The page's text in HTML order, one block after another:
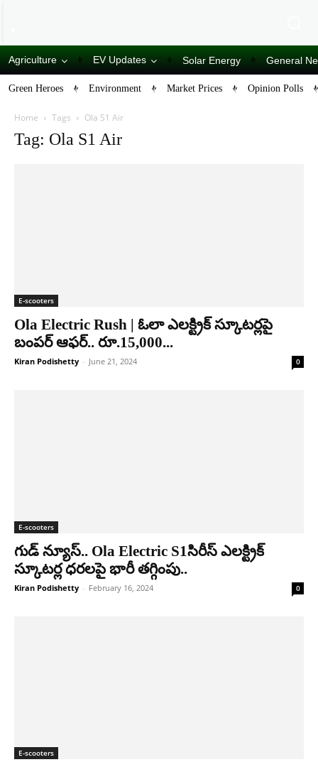
Agriculture EV Updates Solar Energy General
Green Heroes Environment Market Prices Opinion Polls
Home Tags Ola S1 Air
Tag: Ola S1 Air
E-scooters
Ola Electric Rush | ఓలా ఎలక్ట్రిక్ స్కూటర్లపై
బంపర్ ఆఫర్.. రూ.15,000...
Kiran Podishetty - June 21, 2024 0
E-scooters
గుడ్ న్యూస్.. Ola Electric S1సిరీస్ ఎలక్ట్రిక్
స్కూటర్ల ధరలపై భారీ తగ్గింపు..
Kiran Podishetty - February 16, 2024 0
E-scooters